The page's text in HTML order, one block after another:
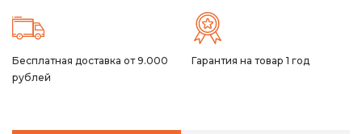
Бесплатная доставка от 9.000
рублей
Гарантия на товар 1 год